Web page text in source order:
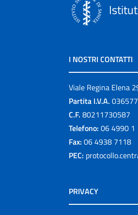
I NOSTRI CONTATTI
Viale Regina Elena
Partita I.V.A.
C.F. 80211730587
Telefono: 06 4990 1
Fax: 06 4938 7118
PEC:
PRIVACY